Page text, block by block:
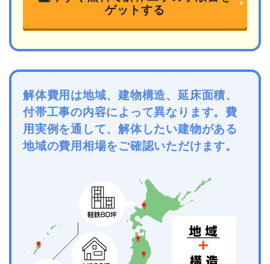
ゲットする
解体費用は地域、建物構造、延床面積、
付帯工事の内容によって異なります。費
用実例を通して、解体したい建物がある
地域の費用相場をご確認いただけます。